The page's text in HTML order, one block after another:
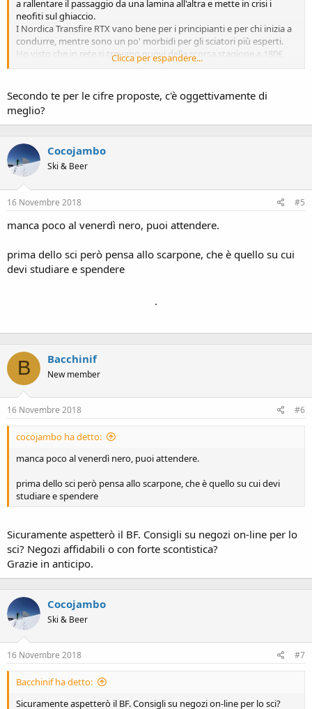
a rallentare il passaggio da una lamina all'altra e mette in crisi i
neofiti sul ghiaccio.
I Nordica Transfire RTX vano bene per i principianti e per chi inizia a
condurre, mentre sono un po' morbidi per gli sciatori più esperti.
Ho visto che in rete si trovano nuovi della scorsa stagione a 180€,
mentre ne chiedono 230 per la versione 2019. Ciò detto più riesci ad
ha comunque senso.
Clicca per espandere...
Secondo te per le cifre proposte, c'è oggettivamente di
meglio?
Cocojambo
Ski & Beer
16 Novembre 2018 #5
manca poco al venerdì nero, puoi attendere.
prima dello sci però pensa allo scarpone, che è quello su cui
devi studiare e spendere
.
B Bacchinif
New member
16 Novembre 2018 #6
cocojambo ha detto:
manca poco al venerdì nero, puoi attendere.
prima dello sci però pensa allo scarpone, che è quello su cui devi
studiare e spendere
Sicuramente aspetterò il BF. Consigli su negozi on-line per lo
sci? Negozi affidabili o con forte scontistica?
Grazie in anticipo.
Cocojambo
Ski & Beer
16 Novembre 2018 #7
Bacchinif ha detto:
Sicuramente aspetterò il BF. Consigli su negozi on-line per lo sci?